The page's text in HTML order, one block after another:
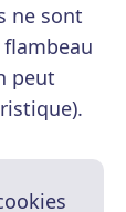
ne sont
peut